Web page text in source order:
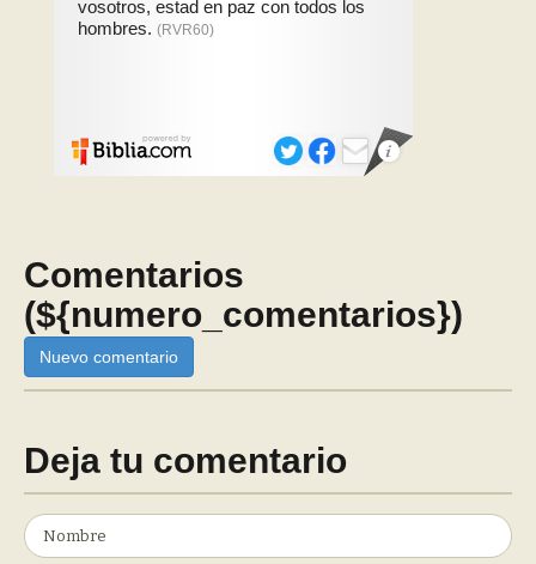
Comentarios
(${numero_comentarios})
Nuevo comentario
Deja tu comentario